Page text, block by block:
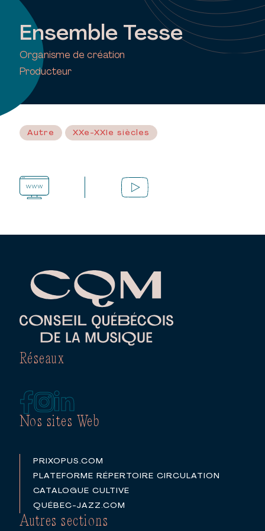
Ensemble Tesse
Organisme de création
Producteur
Autre XXe-XXIe siècles
Nos sites Web
PRIXOPUS.COM
PLATEFORME RÉPERTOIRE CIRCULATION
CATALOGUE CULTIVE
QUÉBEC-JAZZ.COM
Autres sections
Réseaux